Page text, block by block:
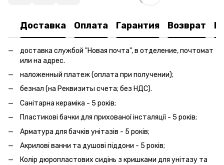
Доставка Оплата Гарантия Возврат
доставка службой "Новая почта", в отделение, почтомат
или на адрес.
наложенный платеж (оплата при получении);
безнал (на Реквизиты счета; без НДС).
Санітарна кераміка - 5 років;
Пластикові бачки для прихованої інсталяції - 5 років;
Арматура для бачків унітазів - 5 років;
Акрилові ванни та душові піддони - 5 років;
Колір дюропластових сидінь з кришками для унітазу та